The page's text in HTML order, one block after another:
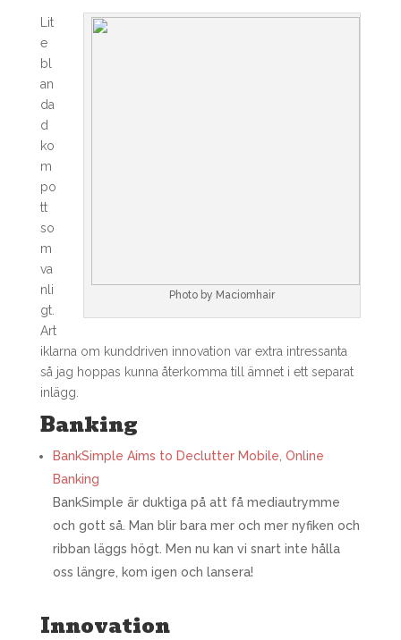
Photo by Maciomhair
Lit
e
bl
an
da
d
ko
m
po
tt
so
m
va
nli
gt.
Art
iklarna om kunddriven innovation var extra intressanta
så jag hoppas kunna återkomma till ämnet i ett separat
inlägg.
Banking
BankSimple Aims to Declutter Mobile, Online
Banking
BankSimple är duktiga på att få mediautrymme
och gott så. Man blir bara mer och mer nyfiken och
ribban läggs högt. Men nu kan vi snart inte hålla
oss längre, kom igen och lansera!
Innovation